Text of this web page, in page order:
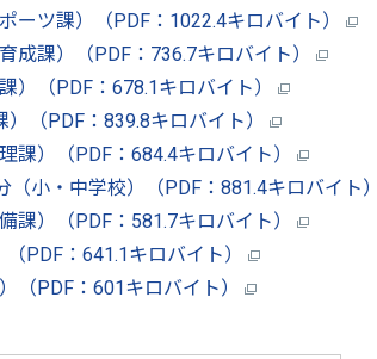
ーツ課）（PDF：1022.4キロバイト）
成課）（PDF：736.7キロバイト）
）（PDF：678.1キロバイト）
（PDF：839.8キロバイト）
課）（PDF：684.4キロバイト）
小・中学校）（PDF：881.4キロバイト）
課）（PDF：581.7キロバイト）
PDF：641.1キロバイト）
（PDF：601キロバイト）